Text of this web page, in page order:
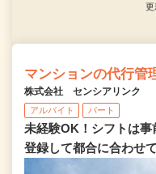
マンションの代行管
株式会社 センシアリンク 【
アルバイト パート
未経験OK！シフトは
登録して都合に合わせ